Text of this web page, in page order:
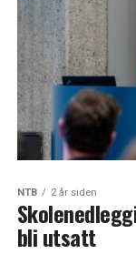
NTB 2 år siden
bli utsatt